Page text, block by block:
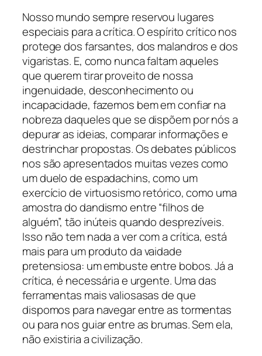
Nosso mundo sempre reservou lugares
especiais para a crítica. O espírito crítico nos
protege dos farsantes, dos malandros e dos
vigaristas. E, como nunca faltam aqueles
que querem tirar proveito de nossa
ingenuidade, desconhecimento ou
incapacidade, fazemos bem em confiar na
nobreza daqueles que se dispõem por nós a
depurar as ideias, comparar informações e
destrinchar propostas. Os debates públicos
nos são apresentados muitas vezes como
um duelo de espadachins, como um
exercício de virtuosismo retórico, como uma
amostra dodandismoentre “filhos de
alguém”, tão inúteis quando desprezíveis.
Isso não tem nada a ver com a crítica, está
mais para um produto da vaidade
pretensiosa: um embuste entre bobos. Já a
crítica, é necessária e urgente. Uma das
ferramentas mais valiosasas de que
dispomos para navegar entre as tormentas
ou para nos guiar entre as brumas. Sem ela,
não existiria a civilização.